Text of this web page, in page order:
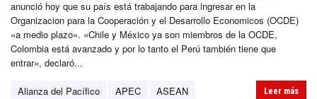
anunció hoy que su país está trabajando para ingresar en la
Organizacion para la Cooperación y el Desarrollo Economicos (OCDE)
«a medio plazo». «Chile y México ya son miembros de la OCDE,
Colombia está avanzado y por lo tanto el Perú también tiene que
entrar», declaró...
Alianza del Pacífico APEC
ASEAN
Leer más